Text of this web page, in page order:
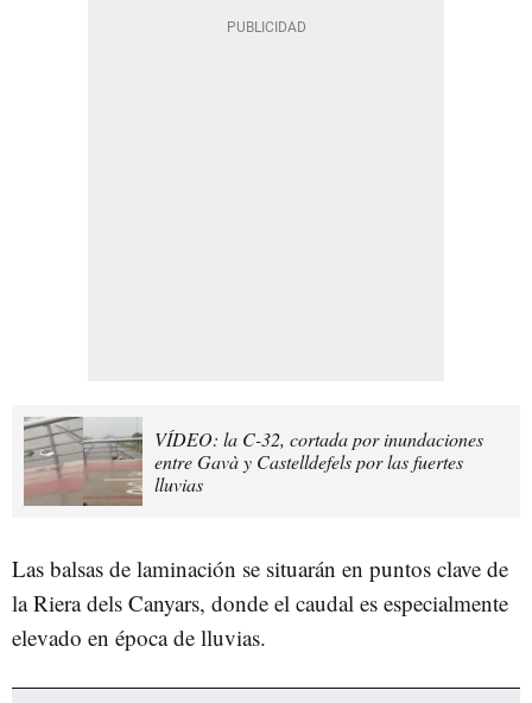
VÍDEO: la C-32, cortada por inundaciones
entre Gavà y Castelldefels por las fuertes
lluvias
Las balsas de laminación se situarán en puntos clave de
la Riera dels Canyars, donde el caudal es especialmente
elevado en época de lluvias.